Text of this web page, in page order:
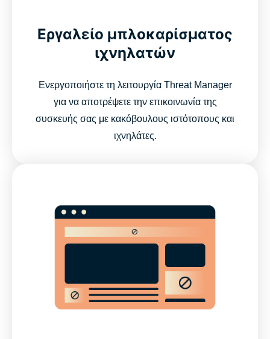
Devices and app coverage
Payments, trials, and guarantees
What people are saying about ExpressVPN
Εργαλείο μπλοκαρίσματος
ιχνηλατών
Ενεργοποιήστε τη λειτουργία Threat Manager
για να αποτρέψετε την επικοινωνία της
συσκευής σας με κακόβουλους ιστότοπους και
ιχνηλάτες.